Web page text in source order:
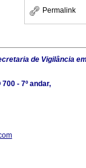
Permalink
de Vigilância
- 7º andar,